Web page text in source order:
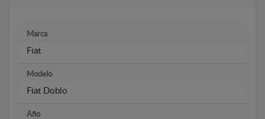
Marca
Fiat
Modelo
Fiat Doblo
Año